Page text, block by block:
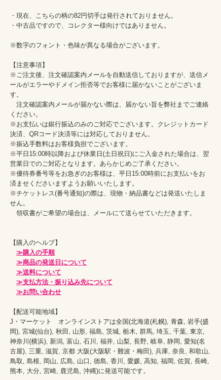
・現在、こちらの柄の82円切手は発行されておりません。
・中古品ですので、コレクター様向けではありません。
※数字のフォント・色味が異なる場合がございます。
【注意事項】
※ご注文後、注文確認案内メールを自動送信しておりますが、送信メ
ールがエラーやドメイン拒否等でお客様に届かないことがございま
す。
注文確認案内メールが届かない際は、届かない旨を弊社までご連絡
ください。
※お支払いは銀行振込のみのご対応でございます。クレジットカード
決済、QRコード決済等には対応しておりません。
※振込手数料はお客様負担でございます。
※平日15:00時以降および休業日(土日祝日)にご入金された場合は、翌
営業日でのご対応となります。あらかじめご了承ください。
※優待券番号等をお急ぎのお客様は、平日15:00時前にお支払いをお
済ませくださいますようお願いいたします。
※チケットレス(番号通知)の際は、現物・納品書などは発送いたしま
せん。
領収書がご希望の場合は、メールにて送らせていただきます。
【購入のヘルプ】
≫購入の手順
≫商品の発送日について
≫送料について
≫支払方法・振り込み先について
≫お問い合わせ
【配送可能地域】
J・マーケット　オンラインストアは全国(北海道(札幌), 青森, 岩手(盛
岡), 宮城(仙台), 秋田, 山形, 福島, 茨城, 栃木, 群馬, 埼玉, 千葉, 東京,
神奈川(横浜), 新潟, 富山, 石川, 福井, 山梨, 長野, 岐阜, 静岡, 愛知(名
古屋), 三重, 滋賀, 京都 大阪(大阪駅・難波・梅田), 兵庫, 奈良, 和歌山,
鳥取, 島根, 岡山, 広島, 山口, 徳島, 香川, 愛媛, 高知, 福岡, 佐賀, 長崎,
熊本, 大分, 宮崎, 鹿児島, 沖縄)に発送可能です。